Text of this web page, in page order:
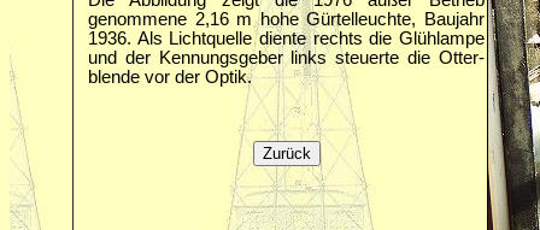
genommene 2,16 m hohe Gürtelleuchte, Baujahr
1936. Als Lichtquelle diente rechts die Glühlampe
und der Kennungsgeber links steuerte die Otter‐
blende vor der Optik.